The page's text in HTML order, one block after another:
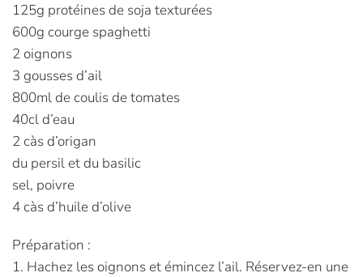
125g protéines de soja texturées
600g courge spaghetti
2 oignons
3 gousses d’ail
800ml de coulis de tomates
40cl d’eau
2 càs d’origan
du persil et du basilic
sel, poivre
4 càs d’huile d’olive
Préparation :
1. Hachez les oignons et émincez l’ail. Réservez-en une